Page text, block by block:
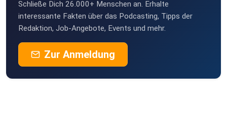
Schließe Dich 26.000+ Menschen an. Erhalte
interessante Fakten über das Podcasting, Tipps der
Redaktion, Job-Angebote, Events und mehr.
Zur Anmeldung